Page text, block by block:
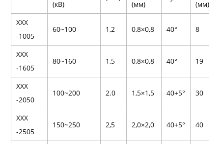
(кВ)
(мм)
(мм)
ХХХ
-1005
60~100 1,2 0,8×0,8 40° 8
ХХХ
-1605
80~160 1,5 0,8×0,8 40° 19
ХХХ
-2050
100~200 2.0 1,5×1,5 40+5° 30
ХХХ
-2505
150~250 2,5 2,0×2,0 40+5° 40